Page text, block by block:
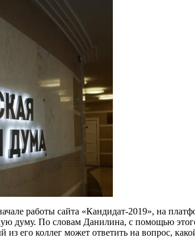
работы сайта «Кандидат-2019», на
думу. По словам Данилина, с помощью
его коллег может ответить на вопрос,